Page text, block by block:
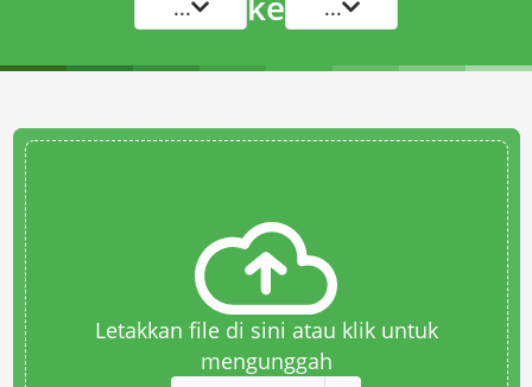
... ...
Letakkan file di sini atau klik untuk
mengunggah